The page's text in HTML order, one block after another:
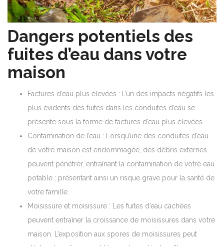
Dangers potentiels des
fuites d’eau dans votre
maison
Factures d’eau plus élevées : L’un des impacts négatifs les
plus évidents des fuites dans les conduites d’eau se
présente sous la forme de factures d’eau plus élevées .
Contamination de l’eau : Lorsqu’une des conduites d’eau
de votre maison est endommagée, des débris externes
peuvent pénétrer, entraînant la contamination de votre eau
potable ; présentant ainsi un risque grave pour la santé de
votre famille.
Moisissure et moisissure : Les fuites d’eau cachées
peuvent entraîner la croissance de moisissures dans votre
maison. L’exposition aux spores de moisissures peut